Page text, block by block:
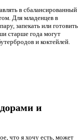
в сбалансированный
Для младенцев в
запекать или готовить
старше года могут
и коктейлей.
и
что я хочу есть, может